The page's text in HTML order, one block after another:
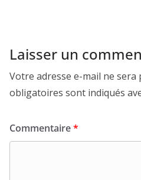
Laisser un
Votre adresse e-mail ne sera
obligatoires sont indiqués
Commentaire*